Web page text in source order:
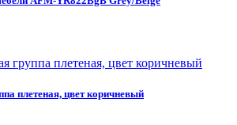
плетеная, цвет коричневый